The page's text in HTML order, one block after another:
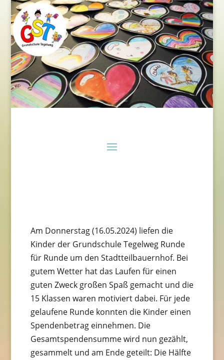
Am Donnerstag (16.05.2024) liefen die
Kinder der Grundschule Tegelweg Runde
für Runde um den Stadtteilbauernhof. Bei
gutem Wetter hat das Laufen für einen
guten Zweck großen Spaß gemacht und die
15 Klassen waren motiviert dabei. Für jede
gelaufene Runde konnten die Kinder einen
Spendenbetrag einnehmen. Die
Gesamtspendensumme wird nun gezählt,
gesammelt und am Ende geteilt: Die Hälfte